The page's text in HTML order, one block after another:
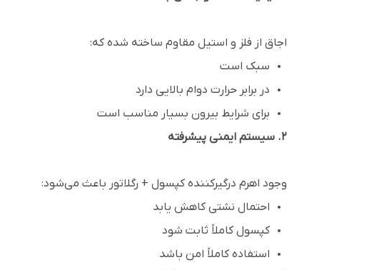
اجاق از فلز و استیل مقاوم ساخته شده که:
سبک است
در برابر حرارت دوام بالایی دارد
برای شرایط بیرون بسیار مناسب است
۲. سیستم ایمنی پیشرفته
وجود اهرم درگیرکننده کپسول + رگلاتور باعث می‌شود:
احتمال نشتی کاهش یابد
کپسول کاملاً ثابت شود
استفاده کاملاً امن باشد